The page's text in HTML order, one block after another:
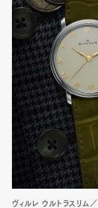
ヴィルレ ウルトラスリム／